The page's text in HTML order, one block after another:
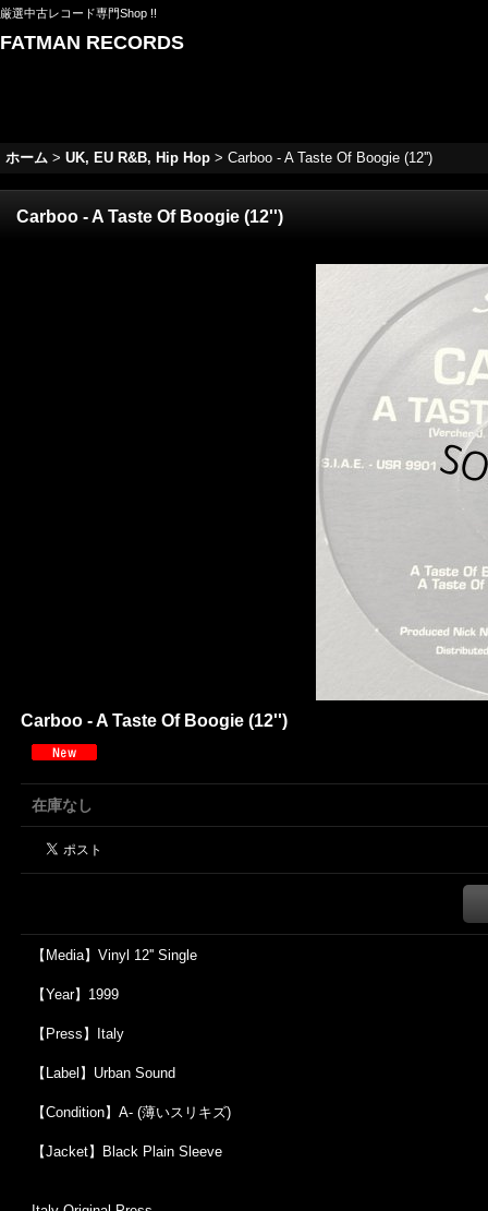
厳選中古レコード専門Shop !!
FATMAN RECORDS
ホーム > UK, EU R&B, Hip Hop > Carboo - A Taste Of Boogie (12'')
Carboo - A Taste Of Boogie (12'')
Carboo - A Taste Of Boogie (12'')
在庫なし
【Media】Vinyl 12'' Single
【Year】1999
【Press】Italy
【Label】Urban Sound
【Condition】A- (薄いスリキズ)
【Jacket】Black Plain Sleeve